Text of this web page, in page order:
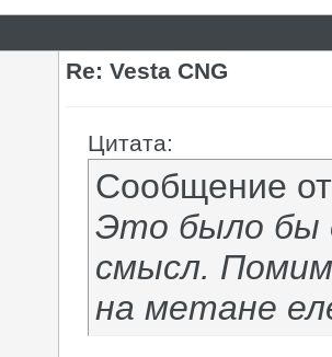
Re: Vesta CNG
Цитата:
Сообщение
Это было бы
смысл.
на метане